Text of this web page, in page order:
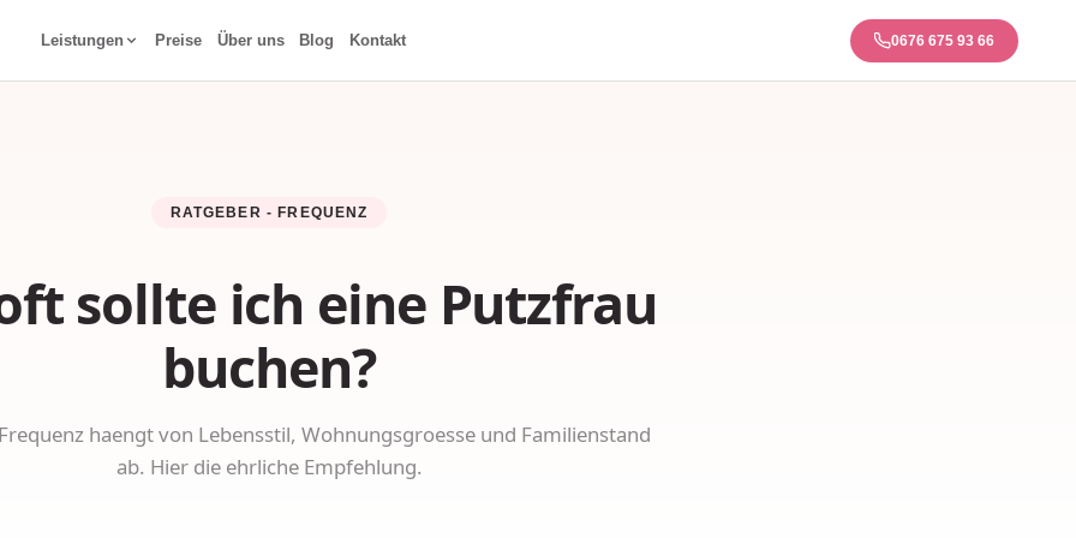
Leistungen
& außerhalb der Arbeitszeit
zurück garantiert
Preise Über uns Blog Kontakt 0676 675 93 66
RATGEBER - FREQUENZ
sollte ich eine Putzfrau
buchen?
haengt von Lebensstil, Wohnungsgroesse und Familienstand
ab. Hier die ehrliche Empfehlung.